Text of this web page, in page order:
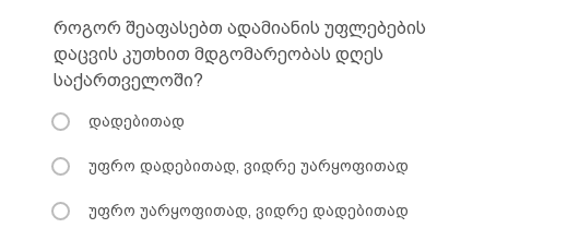
როგორ შეაფასებთ ადამიანის უფლებების
დაცვის კუთხით მდგომარეობას დღეს
საქართველოში?
დადებითად
უფრო დადებითად, ვიდრე უარყოფითად
უფრო უარყოფითად, ვიდრე დადებითად